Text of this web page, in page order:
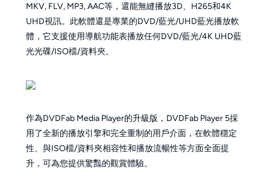
MKV, FLV, MP3, AAC等，還能無縫播放3D、H265和4K
UHD視訊。此軟體還是專業的DVD/藍光/UHD藍光播放軟
體，它支援使用導航功能表播放任何DVD/藍光/4K UHD藍
光光碟/ISO檔/資料夾。
作為DVDFab Media Player的升級版，DVDFab Player 5採
用了全新的播放引擎和完全重制的用戶介面，在軟體穩定
性、與ISO檔/資料夾相容性和播放流暢性等方面全面提
升，可為您提供驚豔的觀賞體驗。